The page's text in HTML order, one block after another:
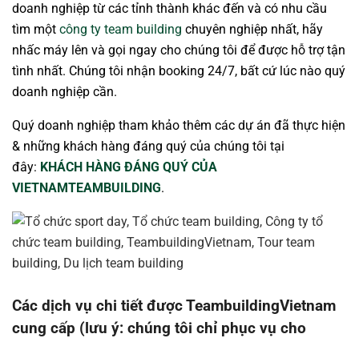
doanh nghiệp từ các tỉnh thành khác đến và có nhu cầu
tìm một công ty team building chuyên nghiệp nhất, hãy
nhấc máy lên và gọi ngay cho chúng tôi để được hỗ trợ tận
tình nhất. Chúng tôi nhận booking 24/7, bất cứ lúc nào quý
doanh nghiệp cần.
Quý doanh nghiệp tham khảo thêm các dự án đã thực hiện
& những khách hàng đáng quý của chúng tôi tại
đây: KHÁCH HÀNG ĐÁNG QUÝ CỦA
VIETNAMTEAMBUILDING.
Các dịch vụ chi tiết được TeambuildingVietnam
cung cấp (lưu ý: chúng tôi chỉ phục vụ cho